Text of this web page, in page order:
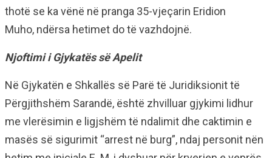
thotë se ka vënë në pranga 35-vjeçarin Eridion
Muho, ndërsa hetimet do të vazhdojnë.
Njoftimi i Gjykatës së Apelit
Në Gjykatën e Shkallës së Parë të Juridiksionit të
Përgjithshëm Sarandë, është zhvilluar gjykimi lidhur
me vlerësimin e ligjshëm të ndalimit dhe caktimin e
masës së sigurimit “arrest në burg”, ndaj personit nën